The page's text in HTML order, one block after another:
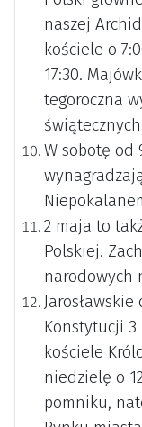
naszej
kościele o
17:30.
tegoroczna
W sobotę od
2 maja to
Polskiej.
narodowych
Konstytucji 3
kościele
niedzielę o
pomniku,